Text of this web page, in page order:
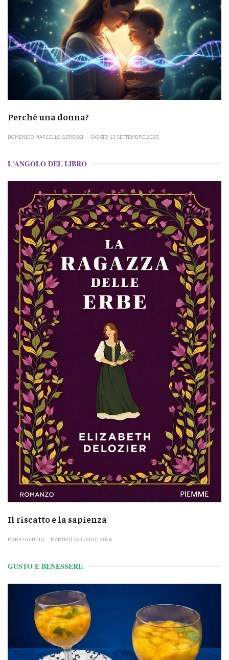
Perché una donna?
DOMENICO MARCELLO GERBASI SABATO 13 SETTEMBRE 2025
L'ANGOLO DEL LIBRO
Il riscatto e la sapienza
MARIO GAUDIO MARTEDÌ 28 LUGLIO 2026
GUSTO E BENESSERE